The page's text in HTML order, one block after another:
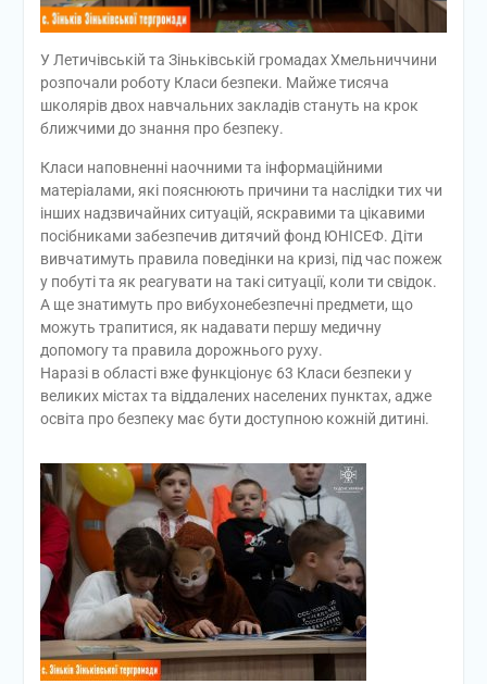
У Летичівській та Зіньківській громадах Хмельниччини
розпочали роботу Класи безпеки. Майже тисяча
школярів двох навчальних закладів стануть на крок
ближчими до знання про безпеку.
Класи наповненні наочними та інформаційними
матеріалами, які пояснюють причини та наслідки тих чи
інших надзвичайних ситуацій, яскравими та цікавими
посібниками забезпечив дитячий фонд ЮНІСЕФ. Діти
вивчатимуть правила поведінки на кризі, під час пожеж
у побуті та як реагувати на такі ситуації, коли ти свідок.
А ще знатимуть про вибухонебезпечні предмети, що
можуть трапитися, як надавати першу медичну
допомогу та правила дорожнього руху.
Наразі в області вже функціонує 63 Класи безпеки у
великих містах та віддалених населених пунктах, адже
освіта про безпеку має бути доступною кожній дитині.